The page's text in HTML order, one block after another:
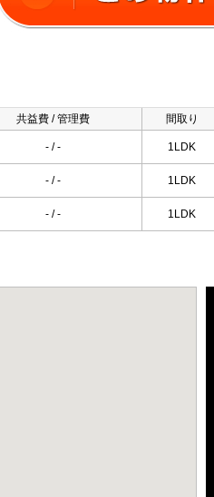
共益費 / 管理費 間取り
- / - 1LDK
- / - 1LDK
- / - 1LDK